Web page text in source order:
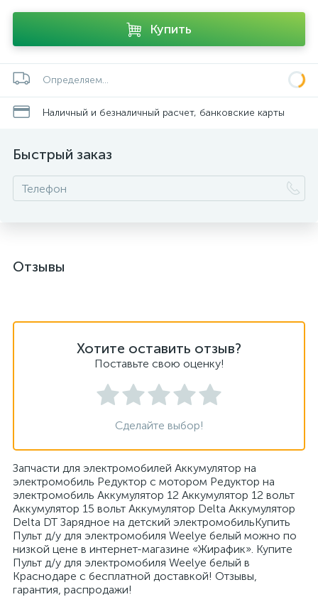
Купить
Определяем...
Наличный и безналичный расчет, банковские карты
Быстрый заказ
Отзывы
Хотите оставить отзыв?
Поставьте свою оценку!
Сделайте выбор!
Запчасти для электромобилей Аккумулятор на
электромобиль Редуктор с мотором Редуктор на
электромобиль Аккумулятор 12 Аккумулятор 12 вольт
Аккумулятор 15 вольт Аккумулятор Delta Аккумулятор
Delta DT Зарядное на детский электромобильКупить
Пульт д/у для электромобиля Weelye белый можно по
низкой цене в интернет-магазине «Жирафик». Купите
Пульт д/у для электромобиля Weelye белый в
Краснодаре с бесплатной доставкой! Отзывы,
гарантия, распродажи!